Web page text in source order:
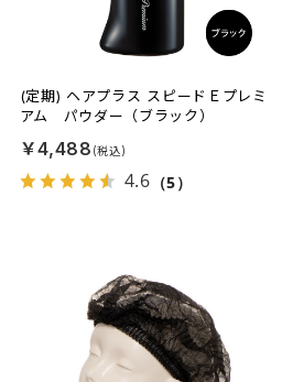
(定期) ヘアプラス スピードＥプレミ
アム パウダー（ブラック）
￥4,488
4.6 （5）